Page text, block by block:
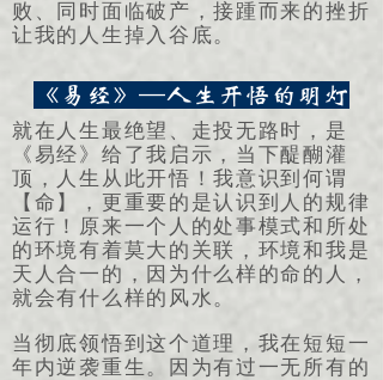
败、同时面临破产，接踵而来的挫折
让我的人生掉入谷底。
就在人生最绝望、走投无路时，是
《易经》给了我启示，当下醍醐灌
顶，人生从此开悟！我意识到何谓
【命】，更重要的是认识到人的规律
运行！原来一个人的处事模式和所处
的环境有着莫大的关联，环境和我是
天人合一的，因为什么样的命的人，
就会有什么样的风水。
《易经》—人生开悟的明灯
当彻底领悟到这个道理，我在短短一
年内逆袭重生。因为有过一无所有的